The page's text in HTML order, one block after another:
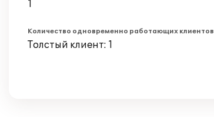
1
Количество одновременно работающих клиентов
Толстый клиент: 1